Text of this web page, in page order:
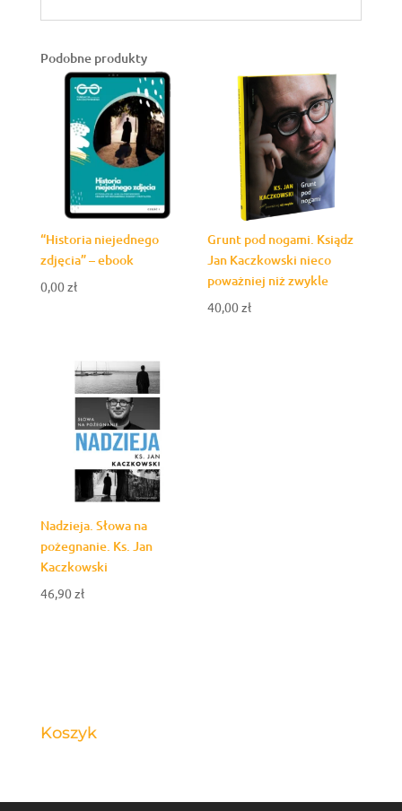
Podobne produkty
“Historia niejednego
zdjęcia” – ebook
0,00zł
Grunt pod nogami. Ksiądz
Jan Kaczkowski nieco
poważniej niż zwykle
40,00zł
Nadzieja. Słowa na
pożegnanie. Ks. Jan
Kaczkowski
46,90zł
Koszyk